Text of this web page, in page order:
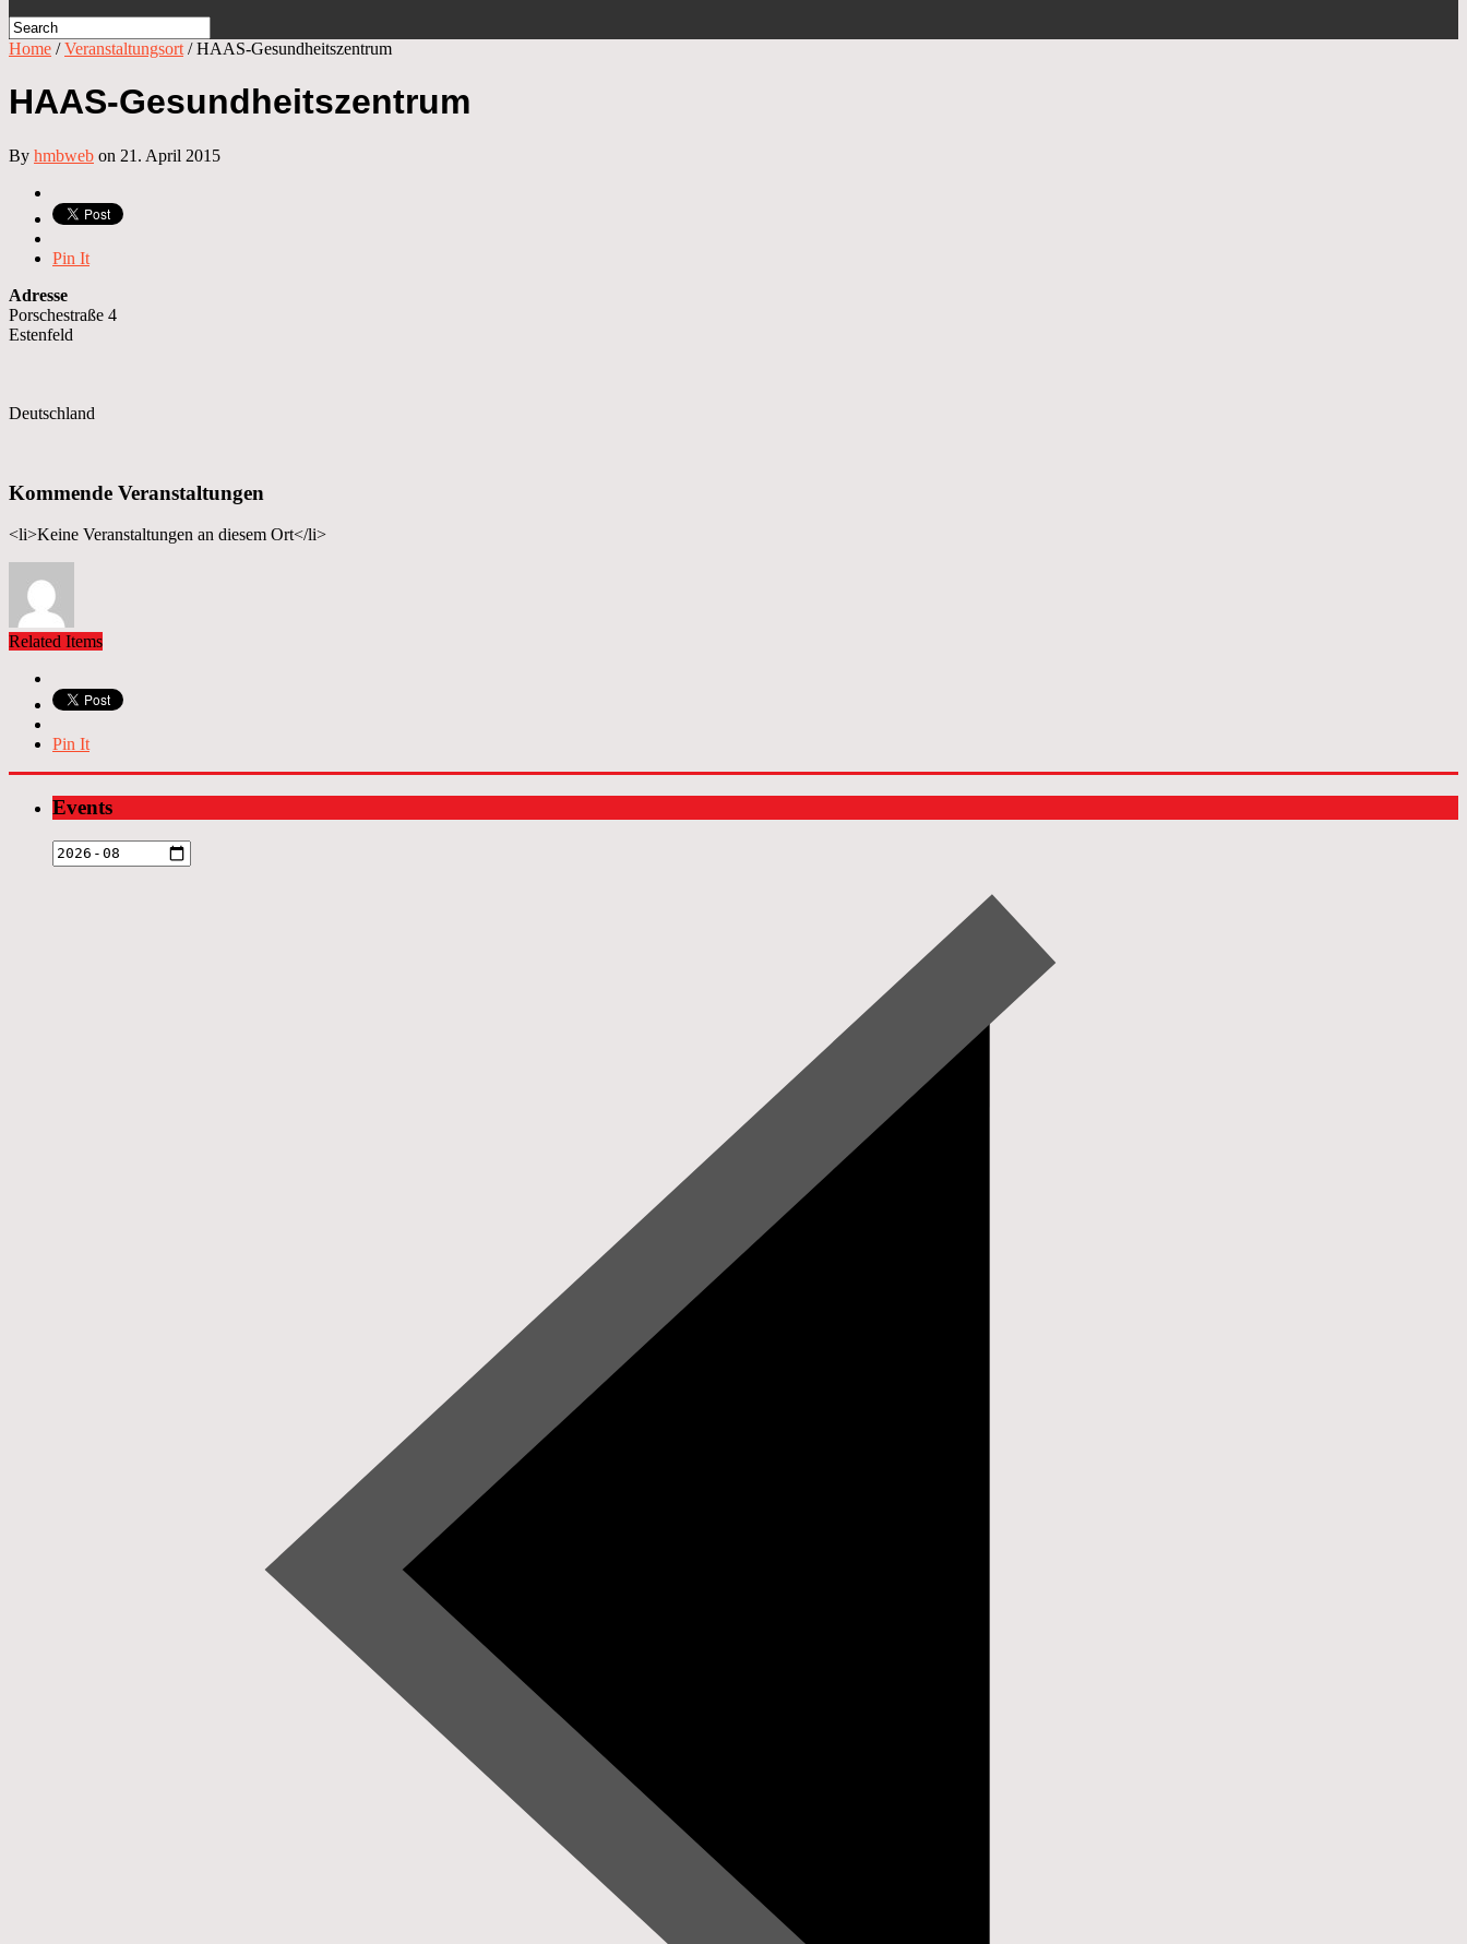
Home /Veranstaltungsort /HAAS-Gesundheitszentrum
HAAS-Gesundheitszentrum
By hmbweb on 21. April 2015
Pin It
Adresse
Porschestraße 4
Estenfeld
Deutschland
Kommende Veranstaltungen
<li>Keine Veranstaltungen an diesem Ort</li>
Related Items
Pin It
Events